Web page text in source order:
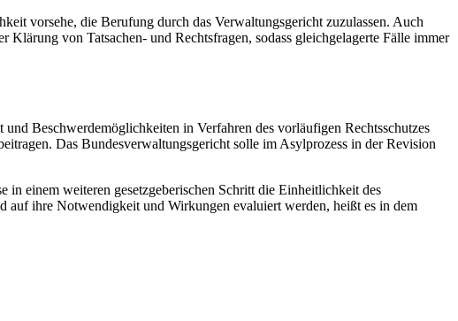
vorsehe, die Berufung durch das Verwaltungsgericht zuzulassen. Auch
von Tatsachen- und Rechtsfragen, sodass gleichgelagerte Fälle immer
Beschwerdemöglichkeiten in Verfahren des vorläufigen Rechtsschutzes
Das Bundesverwaltungsgericht solle im Asylprozess in der Revision
in einem weiteren gesetzgeberischen Schritt die Einheitlichkeit des
auf ihre Notwendigkeit und Wirkungen evaluiert werden, heißt es in dem